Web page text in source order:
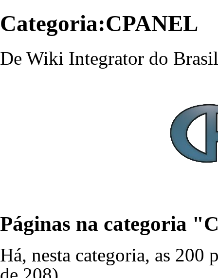
Categoria:CPANEL
De Wiki Integrator do Brasil
Páginas na categoria
Há, nesta categoria, as 200